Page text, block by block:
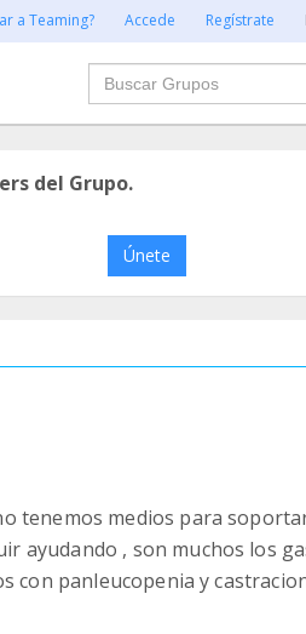
a Teaming? Accede Regístrate
Buscar
del Grupo.
Únete
tenemos medios para
ayudando , son muchos los
con panleucopenia y